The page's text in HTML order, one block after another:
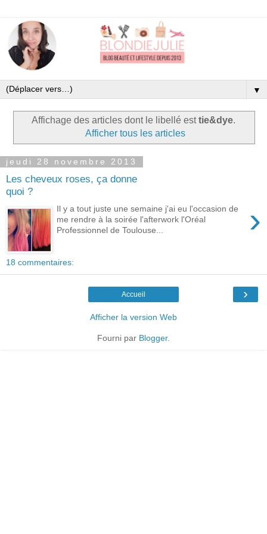
▼
Affichage des articles dont le libellé esttie&dye.
Afficher tous les articles
jeudi 28 novembre 2013
Les cheveux roses, ça donne
quoi ?
›
Il y a tout juste une semaine j'ai eu l'occasion de
me rendre à la soirée l'afterwork l'Oréal
Professionnel de Toulouse...
18 commentaires:
›
Accueil
Afficher la version Web
Fourni par Blogger.